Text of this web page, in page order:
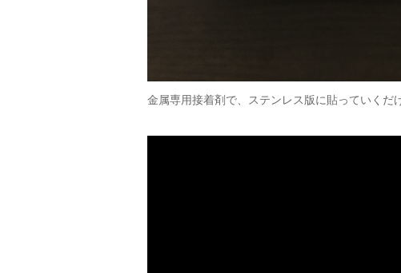
金属専用接着剤で、ステンレス版に貼っていくだ